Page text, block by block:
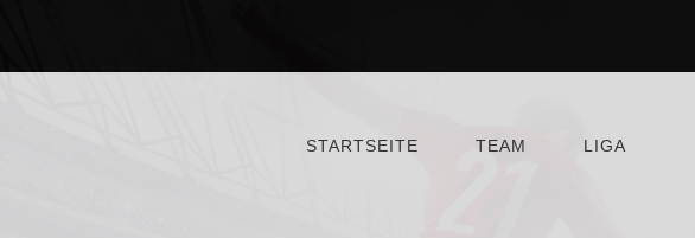
STARTSEITE TEAM LIGA